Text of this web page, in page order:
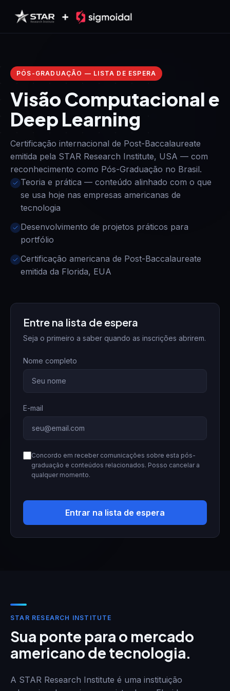
PÓS-GRADUAÇÃO — LISTA DE ESPERA
Visão Computacional e
Deep Learning
Certificação internacional de Post-Baccalaureate
emitida pela STAR Research Institute, USA — com
reconhecimento como Pós-Graduação no Brasil.
Teoria e prática — conteúdo alinhado com o que
se usa hoje nas empresas americanas de
tecnologia
Desenvolvimento de projetos práticos para
portfólio
Certificação americana de Post-Baccalaureate
emitida da Florida, EUA
Entre na lista de espera
Seja o primeiro a saber quando as inscrições abrirem.
Nome completo
E-mail
Concordo em receber comunicações sobre esta pós-
graduação e conteúdos relacionados. Posso cancelar a
qualquer momento.
Entrar na lista de espera
STAR RESEARCH INSTITUTE
Sua ponte para o mercado
americano de tecnologia.
A STAR Research Institute é uma instituição